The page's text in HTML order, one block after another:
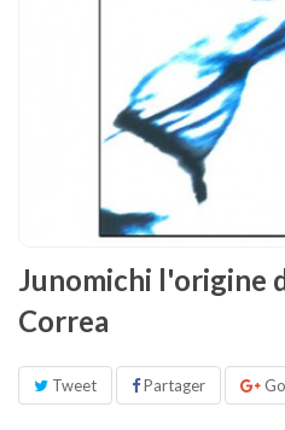
Tatamis
Décoration
Junomichi l'origine
Correa
Tweet Partager